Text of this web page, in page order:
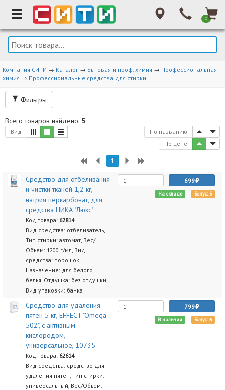
0
Компания СИТИ → Каталог → Бытовая и проф. химия → Профессиональная
химия → Профессиональные средства для стирки
Фильтры
Всего товаров найдено: 5
Вид
По названию
По цене
1
Средство для отбеливания
и чистки тканей 1,2 кг,
натрия перкарбонат, для
средства НИКА "Люкс"
Код товара: 62814
Вид средства: отбеливатель,
Тип стирки: автомат, Вес/
Объем: 1200 г/мл, Вид
средства: порошок,
Назначение: для белого
белья, Отдушка: без отдушки,
Вид упаковки: банка
699
На складе Бонус: 5
Средство для удаления
пятен 5 кг, EFFECT "Omega
502", с активным
кислородом,
универсальное, 10735
Код товара: 62614
Вид средства: средство для
удаления пятен, Тип стирки:
универсальный, Вес/Объем:
799
В наличии Бонус: 6